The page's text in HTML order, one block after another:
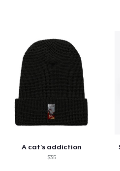
A cat's addiction
$35